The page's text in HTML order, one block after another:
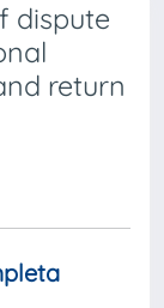
dispute
return